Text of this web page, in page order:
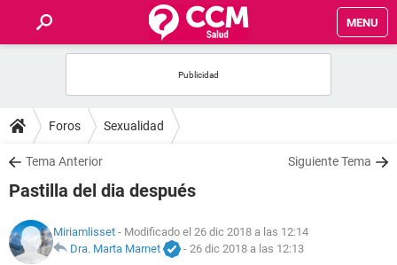
MENU
FOROS
SALUD
NUTRICIÓN
Foros Sexualidad
Tema Anterior Siguiente Tema
Pastilla del dia después
Miriamlisset - Modificado el 26 dic 2018 a las 12:14
Dra. Marta Marnet
- 26 dic 2018 a las 12:13